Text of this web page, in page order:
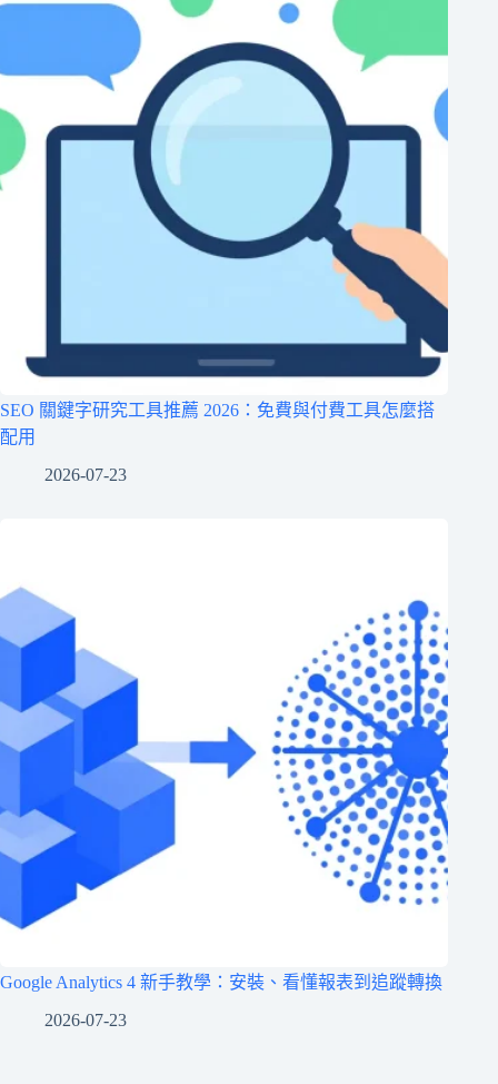
SEO 關鍵字研究工具推薦 2026：免費與付費工具怎麼搭
配用
2026-07-23
Google Analytics 4 新手教學：安裝、看懂報表到追蹤轉換
2026-07-23